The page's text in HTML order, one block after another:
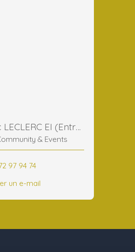
Frederic LECLERC EI (Entreprise Individuelle)
& Events
97 94 74
un e-mail